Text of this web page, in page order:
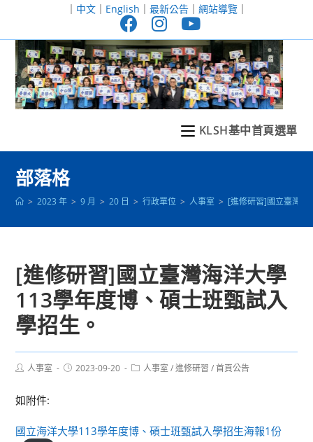
至
｜ 中文｜ English ｜ 最新公告｜ 網站導覽｜
KLSH基中首頁選單
部落格
> 2023 年 > 9 月 > 20 日 > 行政單位 > 人事室 > [進修研習]國立臺灣海
[進修研習]國立臺灣海洋大學
113學年度博、碩士班甄試入
學招生。
Post人事室
Post2023-09-20
Post人事室 / 進修研習 / 首頁公告
如附件:
國立海洋大學113學年度博、碩士班甄試入學招生海報1份